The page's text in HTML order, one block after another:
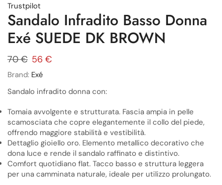
Trustpilot
Sandalo Infradito Basso Donna
Exé SUEDE DK BROWN
70€ 56 €
Brand: Exé
Sandalo infradito donna con:
Tomaia avvolgente e strutturata. Fascia ampia in pelle
scamosciata che copre elegantemente il collo del piede,
offrendo maggiore stabilità e vestibilità.
Dettaglio gioiello oro. Elemento metallico decorativo che
dona luce e rende il sandalo raffinato e distintivo.
Comfort quotidiano flat. Tacco basso e struttura leggera
per una camminata naturale, ideale per utilizzo prolungato.